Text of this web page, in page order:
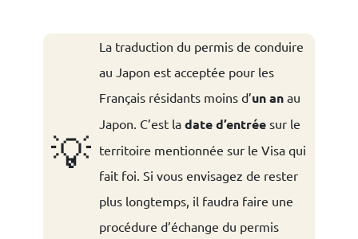
💡
La traduction du permis de conduire
au Japon est acceptée pour les
Français résidants moins d’un anau
Japon. C’est ladate d’entréesur le
territoire mentionnée sur le Visa qui
fait foi. Si vous envisagez de rester
plus longtemps, il faudra faire une
procédure d’échange du permis